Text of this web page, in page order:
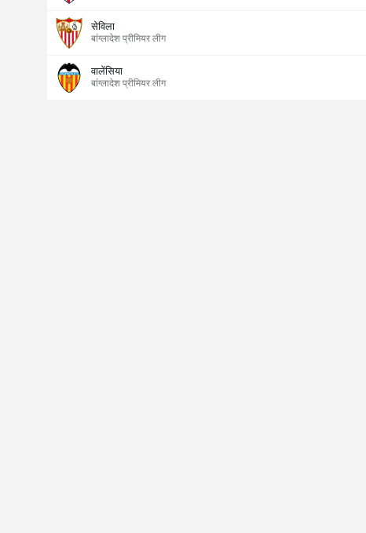
सेविला
बांग्लादेश प्रीमियर लीग
वालेंसिया
बांग्लादेश प्रीमियर लीग